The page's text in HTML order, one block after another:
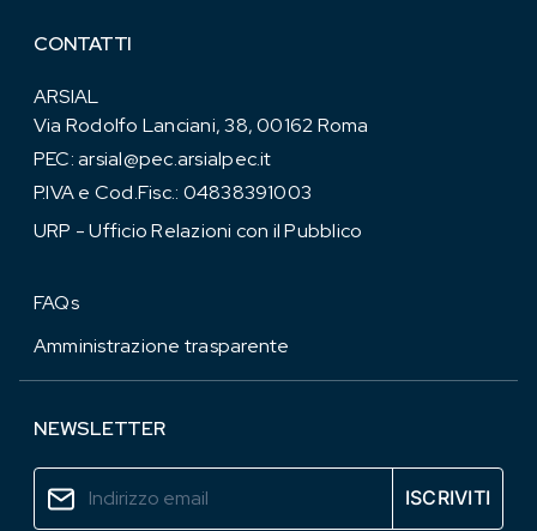
CONTATTI
ARSIAL
Via Rodolfo Lanciani, 38, 00162 Roma
PEC:arsial@pec.arsialpec.it
P.IVA e Cod.Fisc.: 04838391003
URP - Ufficio Relazioni con il Pubblico
FAQs
Amministrazione trasparente
NEWSLETTER